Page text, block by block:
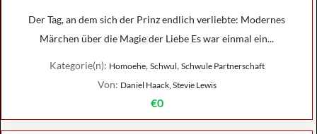
Der Tag, an dem sich der Prinz endlich verliebte: Modernes
Märchen über die Magie der Liebe Es war einmal ein...
Kategorie(n): Homoehe, Schwul, Schwule Partnerschaft
Von: Daniel Haack, Stevie Lewis
€0